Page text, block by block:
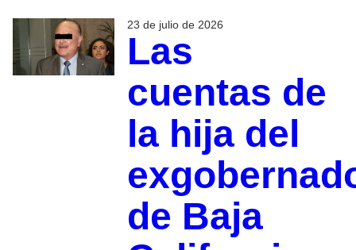
23 de julio de 2026
Las
cuentas de
la hija del
de Baja